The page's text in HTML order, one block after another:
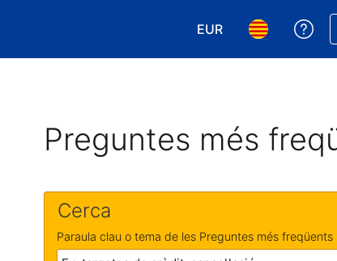
EUR
Tria la moneda. La
Tria l'idioma.
Preguntes més
Cerca
Paraula clau o tema de les Preguntes més freqüents